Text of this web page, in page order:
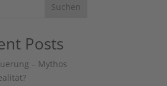
Suchen
Posts
– Mythos